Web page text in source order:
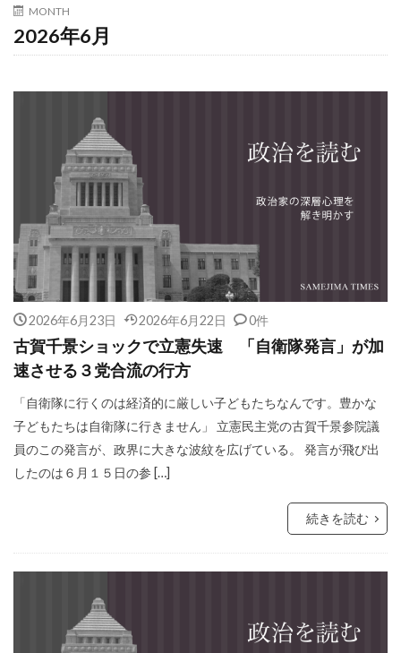
MONTH
2026年6月
2026年6月23日 2026年6月22日 0件
古賀千景ショックで立憲失速 「自衛隊発言」が加
速させる３党合流の行方
「自衛隊に行くのは経済的に厳しい子どもたちなんです。豊かな
子どもたちは自衛隊に行きません」 立憲民主党の古賀千景参院議
員のこの発言が、政界に大きな波紋を広げている。 発言が飛び出
したのは６月１５日の参 […]
続きを読む